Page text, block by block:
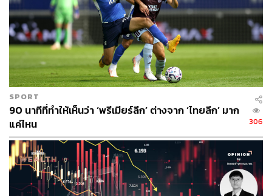
สารตั้งต้นของ My Royal Nemesis คือเรื่องราวของ พระสนม
จางฮีบิน (จางอ๊กจอง) สตรีผู้ทรงอิทธิพลและถูกจารึกว่าเป็น
หนึ่งใน “นางร้าย” ที่อื้อฉาวที่สุดของราชวงศ์โชซอนมาเป็น
แรงบันดาลใจหลัก โดยตัวละครคังดันชิมถอดรหัสออกมา
แทบจะร้อยเปอร์เซ็นต์ ไม่ว่าจะเป็นจุดเริ่มต้นไม่ใช่ชนชั้นสูง
(สนมจางเป็นชนชั้นกลางมาก่อน แต่ในเรื่องบิดให้เคยเป็น
ทาส) และจุดจบที่ต้องดื่มยาพิษพระราชทานในตำหนักชวี
ซอน (ซึ่งในซีรีส์ดัดแปลงชื่อเป็นตำหนักฮยางซอน)
SPORT
90 นาทีที่ทำให้เห็นว่า ‘พรีเมียร์ลีก’ ต่างจาก ‘ไทยลีก’ มาก
แค่ไหน
306